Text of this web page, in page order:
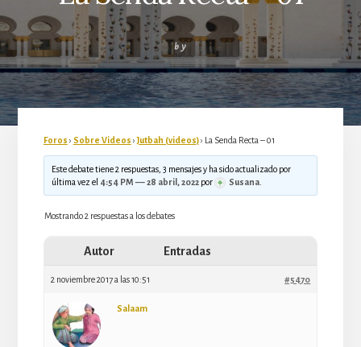
by
Foros › Sobre Videos › Jutbah (videos)› La Senda Recta – 01
Este debate tiene 2 respuestas, 3 mensajes y ha sido actualizado por
última vez el 4:54 PM –– 28 abril, 2022por Susana.
Mostrando 2 respuestas a los debates
Autor Entradas
2 noviembre 2017 a las 10:51 #5470
Salaam